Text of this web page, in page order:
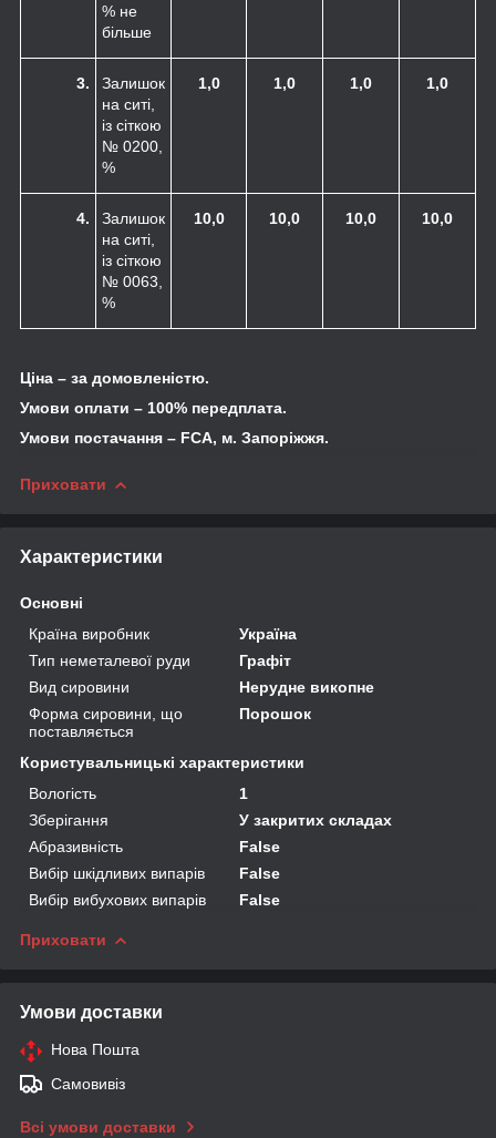
% не
більше
3.
Залишок
на ситі,
із сіткою
№ 0200,
%
1,0 1,0 1,0 1,0
4.
Залишок
на ситі,
із сіткою
№ 0063,
%
10,0 10,0 10,0 10,0
Ціна – за домовленістю.
Умови оплати – 100% передплата.
Умови постачання – FCA, м. Запоріжжя.
Приховати
Характеристики
Основні
Країна виробник
Україна
Тип неметалевої руди
Графіт
Вид сировини
Нерудне викопне
Форма сировини, що
поставляється
Порошок
Користувальницькі характеристики
Вологість
1
Зберігання
У закритих складах
Абразивність
False
Вибір шкідливих випарів
False
Вибір вибухових випарів
False
Приховати
Умови доставки
Нова Пошта
Самовивіз
Всі умови доставки